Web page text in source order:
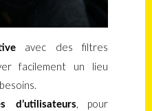
avec des filtres
facilement un lieu
d’utilisateurs, pour